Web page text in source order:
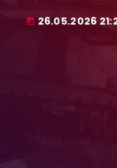
today 26.05.2026